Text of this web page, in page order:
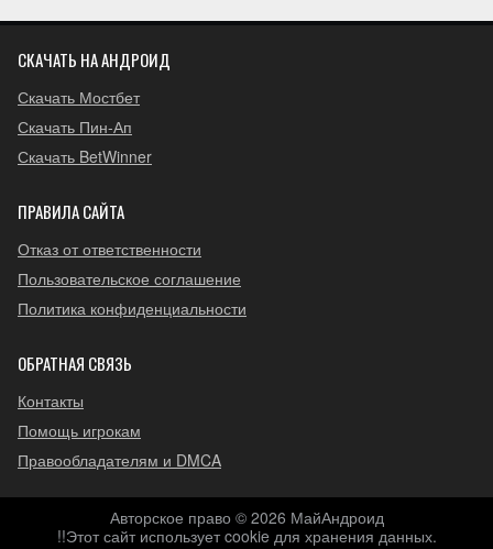
СКАЧАТЬ НА АНДРОИД
Скачать Мостбет
Скачать Пин-Ап
Скачать BetWinner
ПРАВИЛА САЙТА
Отказ от ответственности
Пользовательское соглашение
Политика конфиденциальности
ОБРАТНАЯ СВЯЗЬ
Контакты
Помощь игрокам
Правообладателям и DMCA
Авторское право © 2026 МайАндроид
!!Этот сайт использует cookie для хранения данных.